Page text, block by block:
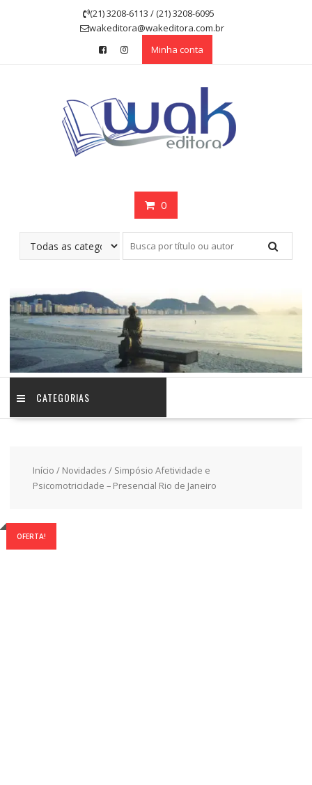
(21) 3208-6113 / (21) 3208-6095
wakeditora@wakeditora.com.br
Minha conta
0
CATEGORIAS
Início / Novidades / Simpósio Afetividade e
Psicomotricidade – Presencial Rio de Janeiro
OFERTA!